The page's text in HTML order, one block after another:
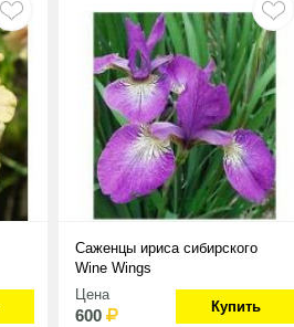
Саженцы ириса сибирского
Wine Wings
Цена
600 Купить